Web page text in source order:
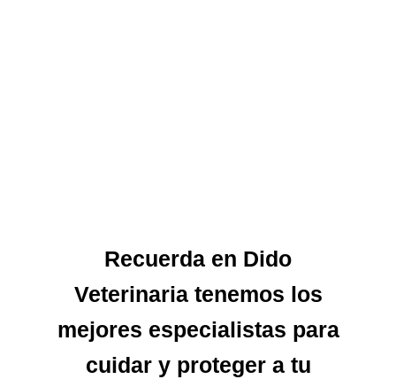
Recuerda en Dido
Veterinaria tenemos los
mejores especialistas para
cuidar y proteger a tu